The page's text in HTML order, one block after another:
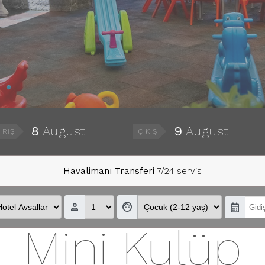
8 August ÇIKIŞ 9 August
Havalimanı Transferi 7/24 servis
person_outline face calendar_month
Mini Kulüp